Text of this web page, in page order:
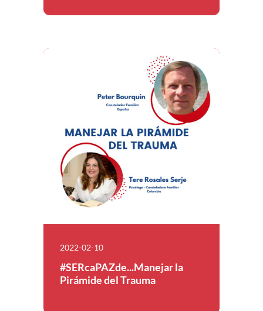
2022-02-10
#SERcaPAZde...Manejar la
Pirámide del Trauma